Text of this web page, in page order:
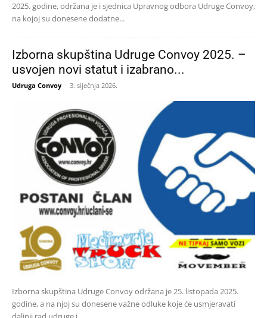
2025. godine, održana je i sjednica Upravnog odbora Udruge Convoy,
na kojoj su donesene dodatne...
Izborna skupština Udruge Convoy 2025. –
usvojen novi statut i izabrano...
Udruga Convoy - 3. siječnja 2026.
Izborna skupština Udruge Convoy održana je 25. listopada 2025.
godine, a na njoj su donesene važne odluke koje će usmjeravati